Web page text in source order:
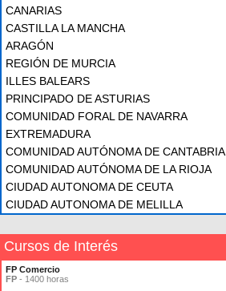
CANARIAS
CASTILLA LA MANCHA
ARAGÓN
REGIÓN DE MURCIA
ILLES BALEARS
PRINCIPADO DE ASTURIAS
COMUNIDAD FORAL DE NAVARRA
EXTREMADURA
COMUNIDAD AUTÓNOMA DE CANTABRIA
COMUNIDAD AUTÓNOMA DE LA RIOJA
CIUDAD AUTONOMA DE CEUTA
CIUDAD AUTONOMA DE MELILLA
Cursos de Interés
FP Comercio
FP - 1400 horas